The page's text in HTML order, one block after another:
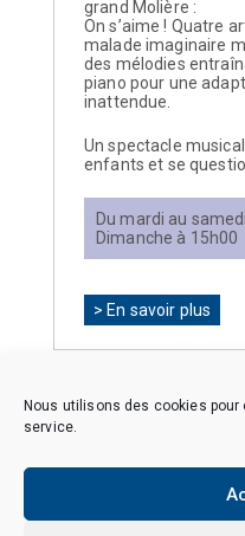
Nous utilisons des cookies
service.
grand Molière :
On s’aime ! Quatre
malade imaginaire
des mélodies
piano pour une
inattendue.
Un spectacle
enfants et se
Du mardi au
Dimanche à 15h00
> En savoir plus
Copyright © 2026 CAES
Politique de cookies (EU)